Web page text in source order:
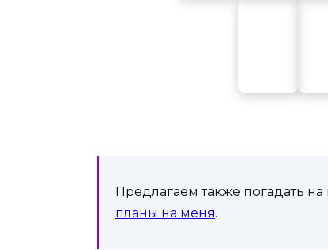
Предлагаем также погадать
планы на меня.